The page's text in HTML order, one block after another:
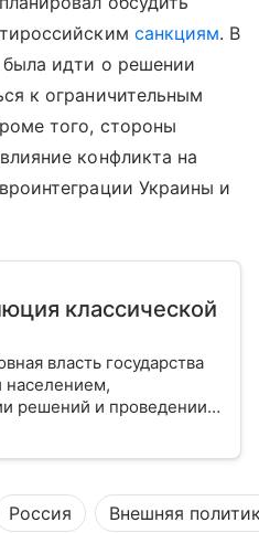
санкциям. В
идти о решении
к ограничительным
того, стороны
конфликта на
Украины и
классической
власть государства
населением,
решений и проведении
Россия Внешняя